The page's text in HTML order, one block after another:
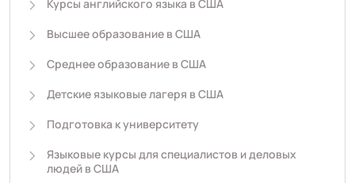
Курсы английского языка в США
Высшее образование в США
Среднее образование в США
Детские языковые лагеря в США
Подготовка к университету
Языковые курсы для специалистов и деловых
людей в США